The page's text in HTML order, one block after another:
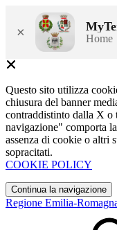
× Home
Questo sito utilizza
chiusura del banner
contraddistinto dalla X o
navigazione" comporta
assenza di cookie o altri
sopracitati.
COOKIE POLICY
Continua la navigazione
Regione Emilia-